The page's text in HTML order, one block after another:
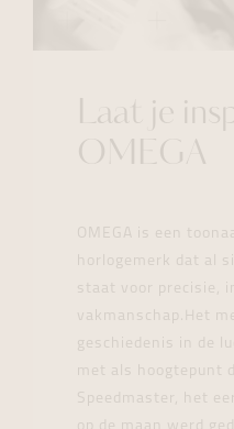
Laat je
OMEGA
OMEGA is een
horlogemerk dat al
staat voor precisie,
vakmanschap.Het
geschiedenis in de
met als hoogtepunt
Speedmaster, het